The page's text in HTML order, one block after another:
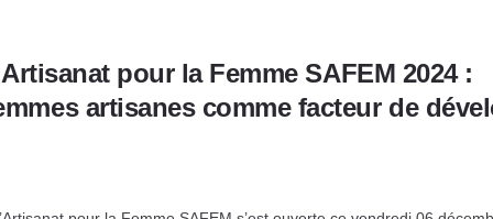
pour la Femme SAFEM 2024 :
artisanes comme facteur de